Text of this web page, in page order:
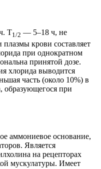
T1/2 — 5–18 ч, не
крови составляет
при однократном
принятой дозе.
хлорида выводится
часть (около 10%) в
образующегося при
аммониевое основание,
Является
на рецепторах
мускулатуры. Имеет